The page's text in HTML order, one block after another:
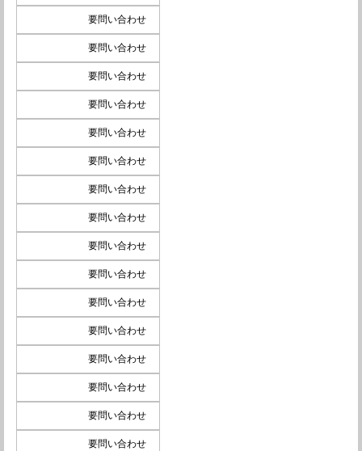
要問い合わせ
要問い合わせ
要問い合わせ
要問い合わせ
要問い合わせ
要問い合わせ
要問い合わせ
要問い合わせ
要問い合わせ
要問い合わせ
要問い合わせ
要問い合わせ
要問い合わせ
要問い合わせ
要問い合わせ
要問い合わせ